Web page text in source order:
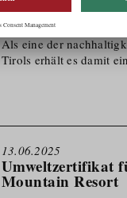
Das Kaunertal wurde
Umweltzeichen für
Als eine der
Tirols erhält es damit
für seinen
Klimaschutz,
13.06.2025
Umweltzertifikat
Mountain Resort